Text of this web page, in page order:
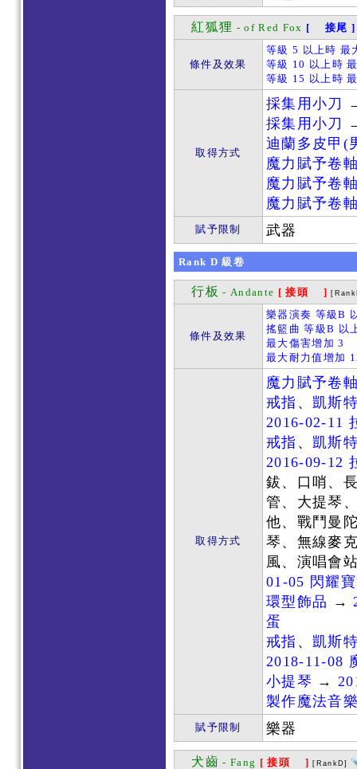
紅狐狸 - of Red Fox [ 接尾 ]
條件及效果
等級 5 以上時 最
等級 10 以上時
等級 15 以上時
取得方式
採集用小刀
採集用小刀
迪蘭多皮甲(
魔力賦予卷
魔力賦予卷
魔力賦予卷
賦予限制 武器
Rank D 級卷
行板 - Andante [ 接頭 ]
條件及效果
樂器演奏 等級B
搖籃曲 等級B 以
最大傷害增加 3
最大耐力值增加
取得方式
魔力賦予卷
戒指 、凱斯
2016-02-11
戒指 、凱斯
2016-09-12
鈸、口哨、
管、大提琴
他、戰鬥曼
琴、無線麥
風、演唱會
01-05 閃耀
環型飾品 →
蛋
戒指 、凱斯
2018-11-08
小提琴 →
製作魔法音
賦予限制 樂器
犬齒 - Fang [ 接頭 ] [RankD]